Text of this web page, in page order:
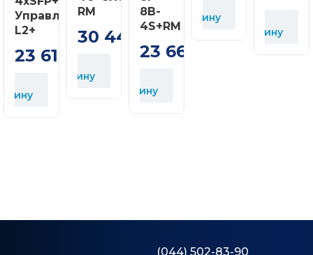
Управляемый.
L2+
23 619
RM
30 444
В
корзину
8B-
4S+RM
23 668
корзину
корзину
корзину
(044) 502-83-90